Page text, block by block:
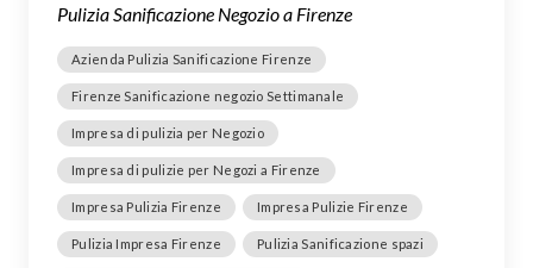
Pulizia Sanificazione Negozio a Firenze
Azienda Pulizia Sanificazione Firenze
Firenze Sanificazione negozio Settimanale
Impresa di pulizia per Negozio
Impresa di pulizie per Negozi a Firenze
Impresa Pulizia Firenze Impresa Pulizie Firenze
Pulizia Impresa Firenze Pulizia Sanificazione spazi